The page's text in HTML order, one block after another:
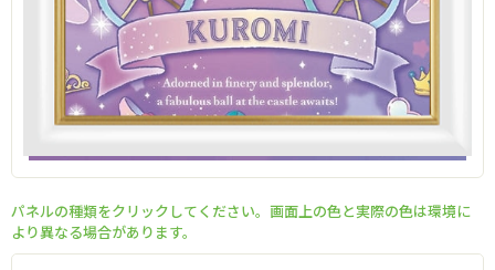
パネルの種類をクリックしてください。画面上の色と実際の色は環境に
より異なる場合があります。